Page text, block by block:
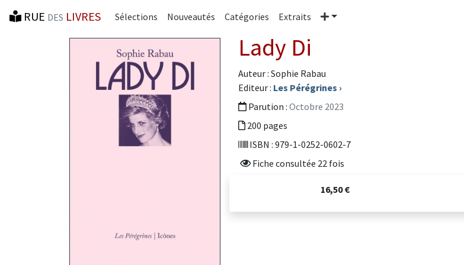
RUE DES LIVRES Sélections Nouveautés Catégories Extraits Plus
Lady Di
Auteur : Sophie Rabau
Editeur : Les Pérégrines ›
Parution : Octobre 2023
200 pages
ISBN : 979-1-0252-0602-7
Fiche consultée 22 fois
16,50 €